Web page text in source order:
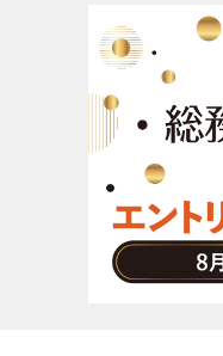
リスクマネジメント・
社外・社内広報
社外・社内コミュニケ
FM・オフィス移転
テクノロジー活用・DX
助成金・補助金・コ
アウトソーシング・BPO